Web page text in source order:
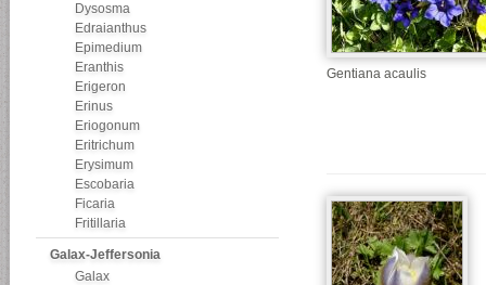
Dysosma
Edraianthus
Epimedium
Eranthis
Erigeron
Erinus
Eriogonum
Eritrichum
Erysimum
Escobaria
Ficaria
Fritillaria
Galax-Jeffersonia
Galax
Gentiana acaulis